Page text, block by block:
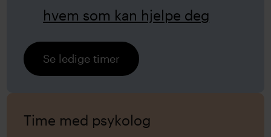
hvem som kan hjelpe deg
Se ledige timer
Time med psykolog